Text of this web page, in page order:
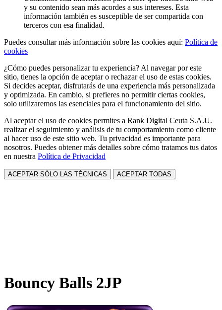
y su contenido sean más acordes a sus intereses. Esta
información también es susceptible de ser compartida con
terceros con esa finalidad.
Puedes consultar más información sobre las cookies aquí: Política de
cookies
¿Cómo puedes personalizar tu experiencia? Al navegar por este
sitio, tienes la opción de aceptar o rechazar el uso de estas cookies.
Si decides aceptar, disfrutarás de una experiencia más personalizada
y optimizada. En cambio, si prefieres no permitir ciertas cookies,
solo utilizaremos las esenciales para el funcionamiento del sitio.
Al aceptar el uso de cookies permites a Rank Digital Ceuta S.A.U.
realizar el seguimiento y análisis de tu comportamiento como cliente
al hacer uso de este sitio web. Tu privacidad es importante para
nosotros. Puedes obtener más detalles sobre cómo tratamos tus datos
en nuestra Política de Privacidad
ACEPTAR SÓLO LAS TÉCNICAS ACEPTAR TODAS
Bouncy Balls 2JP